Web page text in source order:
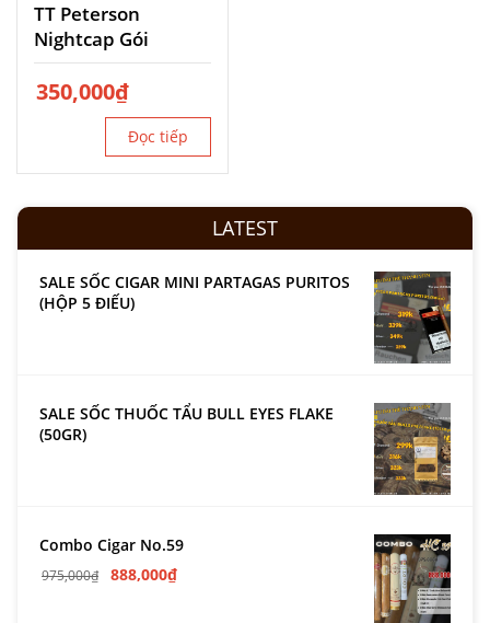
TT Peterson
Nightcap Gói
350,000₫
Đọc tiếp
LATEST
SALE SỐC CIGAR MINI PARTAGAS PURITOS
(HỘP 5 ĐIẾU)
SALE SỐC THUỐC TẨU BULL EYES FLAKE
(50GR)
Combo Cigar No.59
975,000₫ 888,000₫